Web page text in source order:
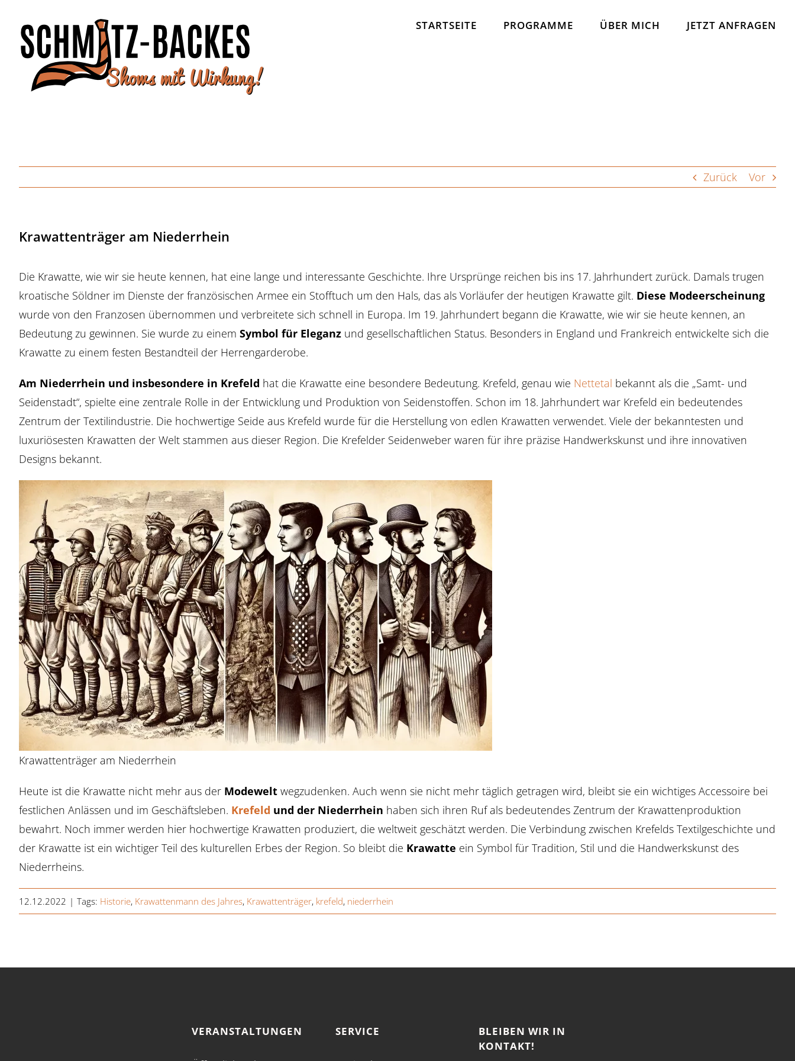
Inhalt
springen
STARTSEITE PROGRAMME ÜBER MICH JETZT ANFRAGEN
Zurück Vor
Krawattenträger am Niederrhein
Die Krawatte, wie wir sie heute kennen, hat eine lange und interessante Geschichte. Ihre Ursprünge reichen bis ins 17. Jahrhundert zurück. Damals trugen
kroatische Söldner im Dienste der französischen Armee ein Stofftuch um den Hals, das als Vorläufer der heutigen Krawatte gilt. Diese Modeerscheinung
wurde von den Franzosen übernommen und verbreitete sich schnell in Europa. Im 19. Jahrhundert begann die Krawatte, wie wir sie heute kennen, an
Bedeutung zu gewinnen. Sie wurde zu einem Symbol für Eleganz und gesellschaftlichen Status. Besonders in England und Frankreich entwickelte sich die
Krawatte zu einem festen Bestandteil der Herrengarderobe.
Am Niederrhein und insbesondere in Krefeld hat die Krawatte eine besondere Bedeutung. Krefeld, genau wie Nettetal bekannt als die „Samt- und
Seidenstadt“, spielte eine zentrale Rolle in der Entwicklung und Produktion von Seidenstoffen. Schon im 18. Jahrhundert war Krefeld ein bedeutendes
Zentrum der Textilindustrie. Die hochwertige Seide aus Krefeld wurde für die Herstellung von edlen Krawatten verwendet. Viele der bekanntesten und
luxuriösesten Krawatten der Welt stammen aus dieser Region. Die Krefelder Seidenweber waren für ihre präzise Handwerkskunst und ihre innovativen
Designs bekannt.
Krawattenträger am Niederrhein
Heute ist die Krawatte nicht mehr aus der Modewelt wegzudenken. Auch wenn sie nicht mehr täglich getragen wird, bleibt sie ein wichtiges Accessoire bei
festlichen Anlässen und im Geschäftsleben. Krefeld und der Niederrhein haben sich ihren Ruf als bedeutendes Zentrum der Krawattenproduktion
bewahrt. Noch immer werden hier hochwertige Krawatten produziert, die weltweit geschätzt werden. Die Verbindung zwischen Krefelds Textilgeschichte und
der Krawatte ist ein wichtiger Teil des kulturellen Erbes der Region. So bleibt die Krawatte ein Symbol für Tradition, Stil und die Handwerkskunst des
Niederrheins.
12.12.2022 | Tags: Historie, Krawattenmann des Jahres, Krawattenträger, krefeld, niederrhein
VERANSTALTUNGEN SERVICE
BLEIBEN WIR IN
KONTAKT!